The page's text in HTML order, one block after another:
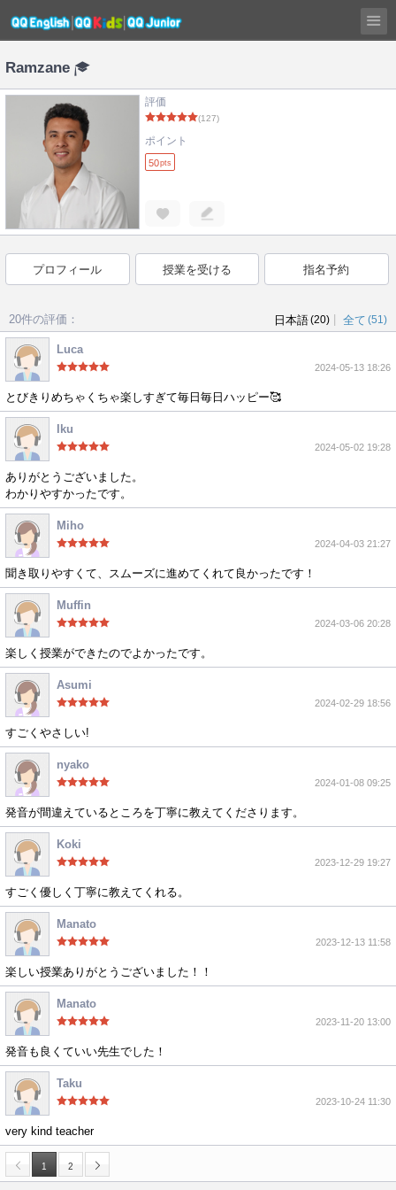
Ramzane
評価
(127)
ポイント
50pts
プロフィール 授業を受ける 指名予約
20件の評価： 日本語(20) 全て (51)
Luca
2024-05-13 18:26
とびきりめちゃくちゃ楽しすぎて毎日毎日ハッピー🥰
Iku
2024-05-02 19:28
ありがとうございました。
わかりやすかったです。
Miho
2024-04-03 21:27
聞き取りやすくて、スムーズに進めてくれて良かったです！
Muffin
2024-03-06 20:28
楽しく授業ができたのでよかったです。
Asumi
2024-02-29 18:56
すごくやさしい!
nyako
2024-01-08 09:25
発音が間違えているところを丁寧に教えてくださります。
Koki
2023-12-29 19:27
すごく優しく丁寧に教えてくれる。
Manato
2023-12-13 11:58
楽しい授業ありがとうございました！！
Manato
2023-11-20 13:00
発音も良くていい先生でした！
Taku
2023-10-24 11:30
very kind teacher
1 2